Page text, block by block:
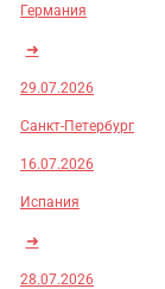
Германия
➜
29.07.2026
Санкт-Петербург
16.07.2026
Испания
➜
28.07.2026